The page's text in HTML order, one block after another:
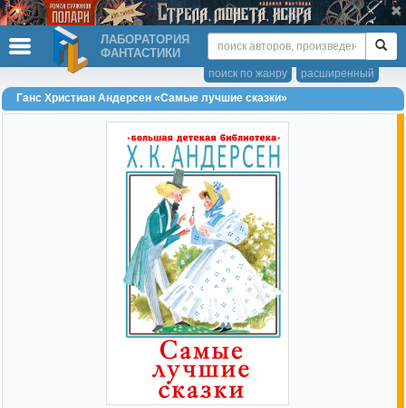
ЛАБОРАТОРИЯ
ФАНТАСТИКИ
расширенный
поиск по жанру
Ганс Христиан Андерсен «Самые лучшие сказки»